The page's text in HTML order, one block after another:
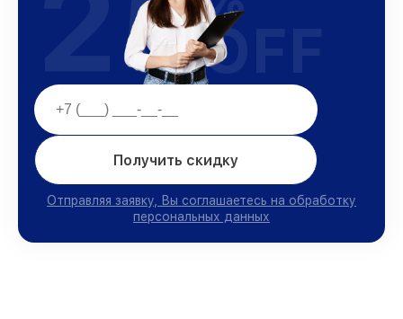
Получить скидку
Отправляя заявку, Вы соглашаетесь на обработку
персональных данных
OFF